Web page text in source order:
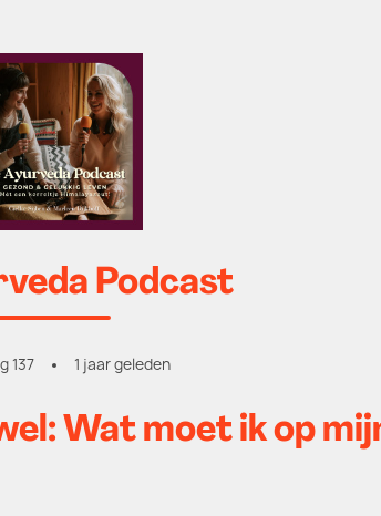
Podcast
137 1 jaar geleden
Wat moet ik op